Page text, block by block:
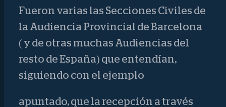
Fueron varias las Secciones Civiles de
la Audiencia Provincial de Barcelona
( y de otras muchas Audiencias del
resto de España) que entendían,
siguiendo con el ejemplo
apuntado, que la recepción a través